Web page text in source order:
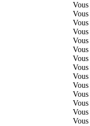
Vous
Vous
Vous
Vous
Vous
Vous
Vous
Vous
Vous
Vous
Vous
Vous
Vous
Vous